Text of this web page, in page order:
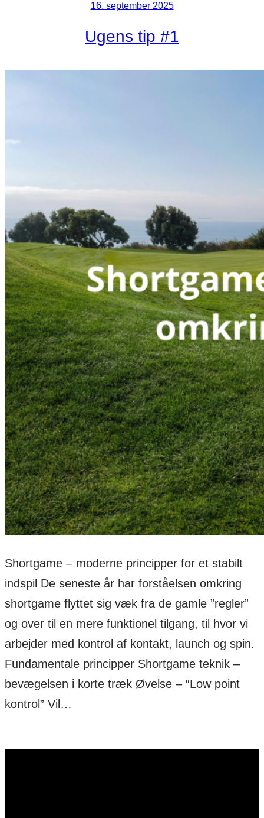
16. september 2025
Ugens tip #1
Shortgame – moderne principper for et stabilt
indspil De seneste år har forståelsen omkring
shortgame flyttet sig væk fra de gamle ”regler”
og over til en mere funktionel tilgang, til hvor vi
arbejder med kontrol af kontakt, launch og spin.
Fundamentale principper Shortgame teknik –
bevægelsen i korte træk Øvelse – “Low point
kontrol” Vil…